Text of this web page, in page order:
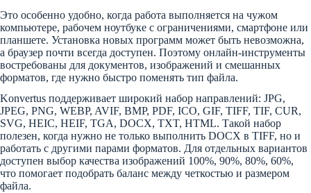
Это особенно удобно, когда работа выполняется на чужом
компьютере, рабочем ноутбуке с ограничениями, смартфоне или
планшете. Установка новых программ может быть невозможна,
а браузер почти всегда доступен. Поэтому онлайн-инструменты
востребованы для документов, изображений и смешанных
форматов, где нужно быстро поменять тип файла.
Konvertus поддерживает широкий набор направлений: JPG,
JPEG, PNG, WEBP, AVIF, BMP, PDF, ICO, GIF, TIFF, TIF, CUR,
SVG, HEIC, HEIF, TGA, DOCX, TXT, HTML. Такой набор
полезен, когда нужно не только выполнить DOCX в TIFF, но и
работать с другими парами форматов. Для отдельных вариантов
доступен выбор качества изображений 100%, 90%, 80%, 60%,
что помогает подобрать баланс между четкостью и размером
файла.